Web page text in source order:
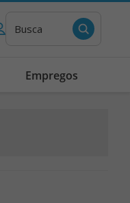
Busca
Empregos